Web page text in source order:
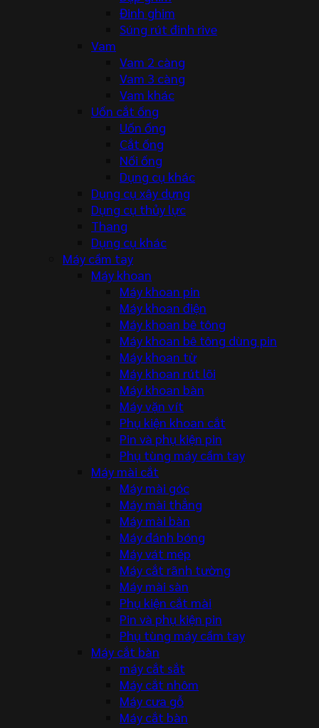
Đinh ghim
Súng rút đinh rive
Vam
Vam 2 càng
Vam 3 càng
Vam khác
Uốn cắt ống
Uốn ống
Cắt ống
Nối ống
Dụng cụ khác
Dụng cụ xây dựng
Dụng cụ thủy lực
Thang
Dụng cụ khác
Máy cầm tay
Máy khoan
Máy khoan pin
Máy khoan điện
Máy khoan bê tông
Máy khoan bê tông dùng pin
Máy khoan từ
Máy khoan rút lõi
Máy khoan bàn
Máy vặn vít
Phụ kiện khoan cắt
Pin và phụ kiện pin
Phụ tùng máy cầm tay
Máy mài cắt
Máy mài góc
Máy mài thẳng
Máy mài bàn
Máy đánh bóng
Máy vát mép
Máy cắt rãnh tường
Máy mài sàn
Phụ kiện cắt mài
Pin và phụ kiện pin
Phụ tùng máy cầm tay
Máy cắt bàn
máy cắt sắt
Máy cắt nhôm
Máy cưa gỗ
Máy cắt bàn